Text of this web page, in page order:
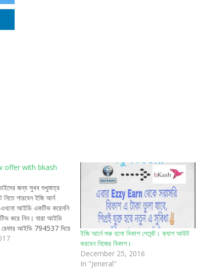
offer with bkash
জন্য সুখব শুধুমাত্র
নিতে পারবেন ইজি আর্ন
এখনো আইডি একটিভ করেননি
করে নিন। যারা আইডি
আইডি 794537 দিয়ে
জানুয়ারির মধ্যে
ইজি আর্নে শুরু হলো বিকাশ পেমেন্ট। ক্যাশ আউট
করবেন নিজের বিকাশ।
December 25, 2016
In "Jeneral"